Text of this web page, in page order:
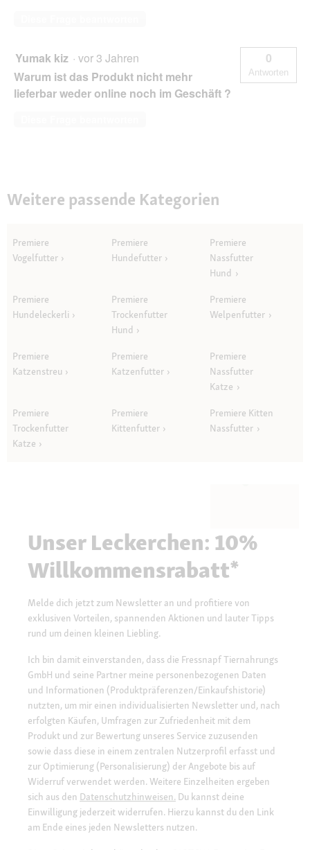
Yumak kiz · vor 3 Jahren
Warum ist das Produkt nicht mehr
lieferbar weder online noch im Geschäft ?
0
Antworten
Weitere passende Kategorien
Premiere
Vogelfutter
Premiere
Hundefutter
Premiere
Nassfutter
Hund
Premiere
Hundeleckerli
Premiere
Trockenfutter
Hund
Premiere
Welpenfutter
Premiere
Katzenstreu
Premiere
Katzenfutter
Premiere
Nassfutter
Katze
Premiere
Trockenfutter
Katze
Premiere
Kittenfutter
Premiere Kitten
Nassfutter
Unser Leckerchen: 10%
Willkommensrabatt*
Melde dich jetzt zum Newsletter an und profitiere von
exklusiven Vorteilen, spannenden Aktionen und lauter Tipps
rund um deinen kleinen Liebling.
Ich bin damit einverstanden, dass die Fressnapf Tiernahrungs
GmbH und seine Partner meine personenbezogenen Daten
und Informationen (Produktpräferenzen/Einkaufshistorie)
nutzten, um mir einen individualisierten Newsletter und, nach
erfolgten Käufen, Umfragen zur Zufriedenheit mit dem
Produkt und zur Bewertung unseres Service zuzusenden
sowie dass diese in einem zentralen Nutzerprofil erfasst und
zur Optimierung (Personalisierung) der Angebote bis auf
Widerruf verwendet werden. Weitere Einzelheiten ergeben
sich aus den Datenschutzhinweisen. Du kannst deine
Einwilligung jederzeit widerrufen. Hierzu kannst du den Link
am Ende eines jeden Newsletters nutzen.